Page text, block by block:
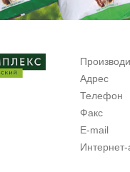
Адрес
Телефон
Факс
E-mail